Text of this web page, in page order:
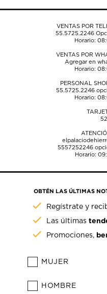
envío.envío.envío.envío.envío.
VENTAS POR
55.5725.2246
Horario:
VENTAS POR
Agregar en
Horario:
PERSONAL
55.5725.2246
Horario:
5557252246
Horario:
OBTÉN LAS ÚLTIMAS
Regístrate y
Las últimas
Promociones,
MUJER
HOMBRE